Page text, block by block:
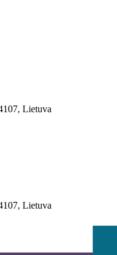
Lietuva
Lietuva